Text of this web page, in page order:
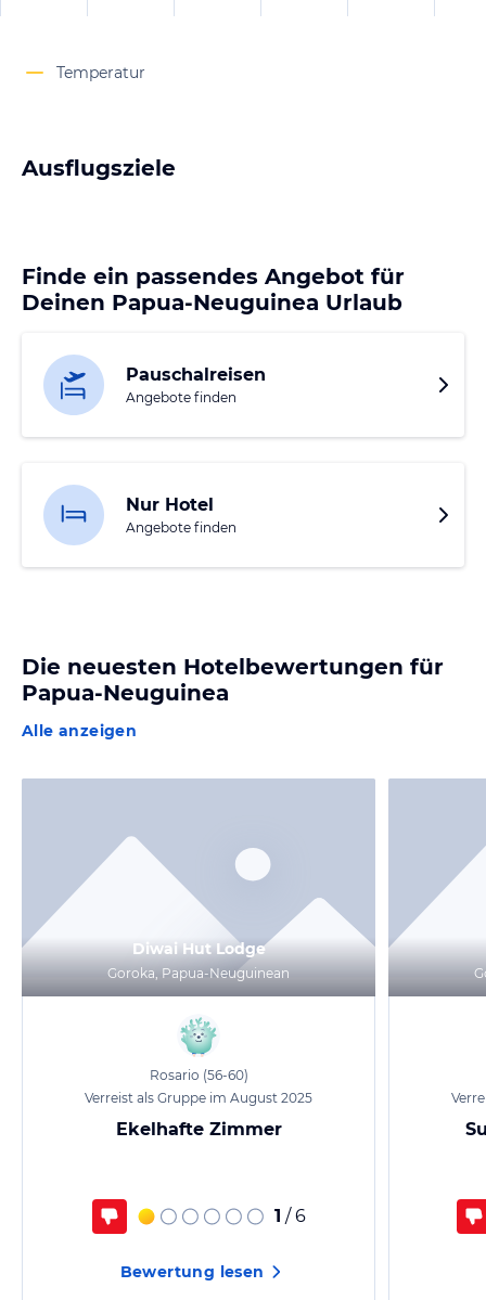
Temperatur
Ausflugsziele
Finde ein passendes Angebot für
Deinen Papua-Neuguinea Urlaub
Pauschalreisen
Angebote finden
Nur Hotel
Angebote finden
Die neuesten Hotelbewertungen für
Papua-Neuguinea
Alle anzeigen
Diwai Hut Lodge
Goroka, Papua-Neuguinean
Rosario (56-60)
Verreist als Gruppe im August 2025
Ekelhafte Zimmer
1 / 6
Bewertung lesen